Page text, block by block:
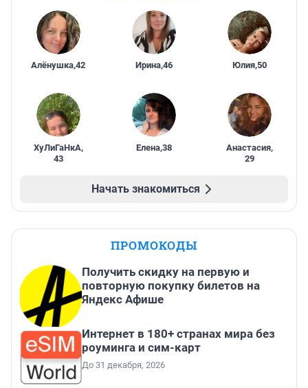
Алёнушка,42 Ирина,46 Юлия,50
ХуЛиГаНкА,
43
Елена,38 Анастасия,
29
Начать знакомиться
ПРОМОКОДЫ
Получить скидку на первую и
повторную покупку билетов на
Яндекс Афише
Интернет в 180+ странах мира без
роуминга и сим-карт
До 31 декабря, 2026